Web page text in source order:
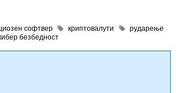
софтвер криптовалути
рударење
безбедност